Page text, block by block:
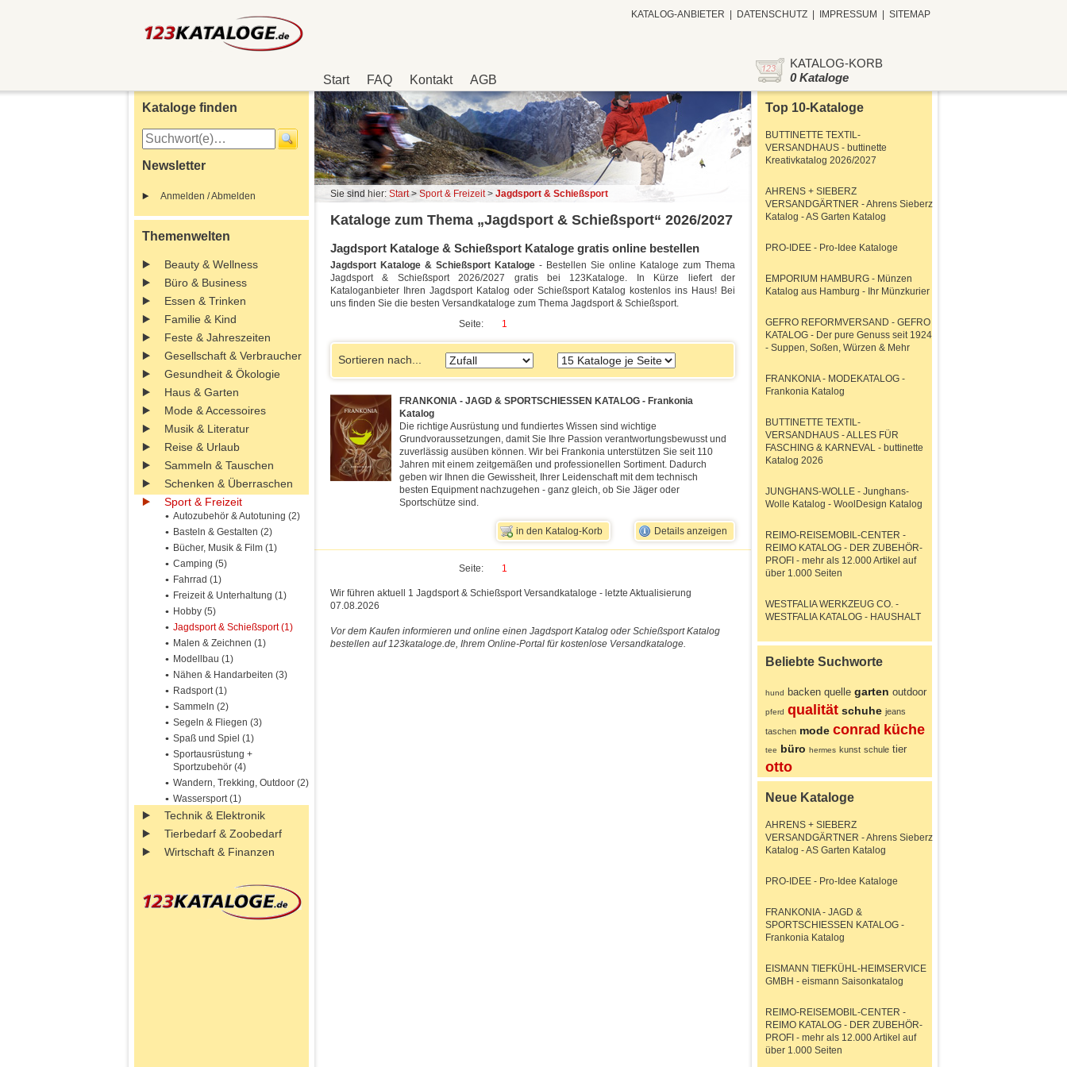
Start FAQ Kontakt AGB
KATALOG-ANBIETER DATENSCHUTZ IMPRESSUM SITEMAP
KATALOG-KORB
0 Kataloge
Kataloge finden
Newsletter
Anmelden / Abmelden
Themenwelten
Beauty & Wellness
Büro & Business
Essen & Trinken
Familie & Kind
Feste & Jahreszeiten
Gesellschaft & Verbraucher
Gesundheit & Ökologie
Haus & Garten
Mode & Accessoires
Musik & Literatur
Reise & Urlaub
Sammeln & Tauschen
Schenken & Überraschen
Sport & Freizeit
Autozubehör & Autotuning (2)
Basteln & Gestalten (2)
Bücher, Musik & Film (1)
Camping (5)
Fahrrad (1)
Freizeit & Unterhaltung (1)
Hobby (5)
Jagdsport & Schießsport (1)
Malen & Zeichnen (1)
Modellbau (1)
Nähen & Handarbeiten (3)
Radsport (1)
Sammeln (2)
Segeln & Fliegen (3)
Spaß und Spiel (1)
Sportausrüstung +
Sportzubehör (4)
Wandern, Trekking, Outdoor (2)
Wassersport (1)
Technik & Elektronik
Tierbedarf & Zoobedarf
Wirtschaft & Finanzen
Sie sind hier: Start> Sport & Freizeit> Jagdsport & Schießsport
Kataloge zum Thema „Jagdsport & Schießsport“ 2026/2027
Jagdsport Kataloge & Schießsport Kataloge gratis online bestellen
Jagdsport Kataloge & Schießsport Kataloge - Bestellen Sie online Kataloge zum Thema
Jagdsport & Schießsport 2026/2027 gratis bei 123Kataloge. In Kürze liefert der
Kataloganbieter Ihren Jagdsport Katalog oder Schießsport Katalog kostenlos ins Haus! Bei
uns finden Sie die besten Versandkataloge zum Thema Jagdsport & Schießsport.
Seite:
1
Sortieren nach...
FRANKONIA - JAGD & SPORTSCHIESSEN KATALOG - Frankonia
Katalog
Die richtige Ausrüstung und fundiertes Wissen sind wichtige
Grundvoraussetzungen, damit Sie Ihre Passion verantwortungsbewusst und
zuverlässig ausüben können. Wir bei Frankonia unterstützen Sie seit 110
Jahren mit einem zeitgemäßen und professionellen Sortiment. Dadurch
geben wir Ihnen die Gewissheit, Ihrer Leidenschaft mit dem technisch
besten Equipment nachzugehen - ganz gleich, ob Sie Jäger oder
Sportschütze sind.
Details anzeigen
in den Katalog-Korb
Seite: 1
Wir führen aktuell 1 Jagdsport & Schießsport Versandkataloge - letzte Aktualisierung
07.08.2026
Vor dem Kaufen informieren und online einen Jagdsport Katalog oder Schießsport Katalog
bestellen auf 123kataloge.de, Ihrem Online-Portal für kostenlose Versandkataloge.
Top 10-Kataloge
BUTTINETTE TEXTIL-
VERSANDHAUS - buttinette
Kreativkatalog 2026/2027
AHRENS + SIEBERZ
VERSANDGÄRTNER - Ahrens Sieberz
Katalog - AS Garten Katalog
PRO-IDEE - Pro-Idee Kataloge
EMPORIUM HAMBURG - Münzen
Katalog aus Hamburg - Ihr Münzkurier
GEFRO REFORMVERSAND - GEFRO
KATALOG - Der pure Genuss seit 1924
- Suppen, Soßen, Würzen & Mehr
FRANKONIA - MODEKATALOG -
Frankonia Katalog
BUTTINETTE TEXTIL-
VERSANDHAUS - ALLES FÜR
FASCHING & KARNEVAL - buttinette
Katalog 2026
JUNGHANS-WOLLE - Junghans-
Wolle Katalog - WoolDesign Katalog
REIMO-REISEMOBIL-CENTER -
REIMO KATALOG - DER ZUBEHÖR-
PROFI - mehr als 12.000 Artikel auf
über 1.000 Seiten
WESTFALIA WERKZEUG CO. -
WESTFALIA KATALOG - HAUSHALT
Beliebte Suchworte
hund backen quelle garten outdoor
pferd qualität schuhe jeans
taschen mode conrad küche
tee büro hermes kunst schule tier
otto
Neue Kataloge
AHRENS + SIEBERZ
VERSANDGÄRTNER - Ahrens Sieberz
Katalog - AS Garten Katalog
PRO-IDEE - Pro-Idee Kataloge
FRANKONIA - JAGD &
SPORTSCHIESSEN KATALOG -
Frankonia Katalog
EISMANN TIEFKÜHL-HEIMSERVICE
GMBH - eismann Saisonkatalog
REIMO-REISEMOBIL-CENTER -
REIMO KATALOG - DER ZUBEHÖR-
PROFI - mehr als 12.000 Artikel auf
über 1.000 Seiten